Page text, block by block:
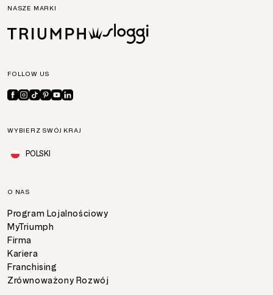
NASZE MARKI
FOLLOW US
WYBIERZ SWÓJ KRAJ
POLSKI
O NAS
Program Lojalnościowy
MyTriumph
Firma
Kariera
Franchising
Zrównoważony Rozwój